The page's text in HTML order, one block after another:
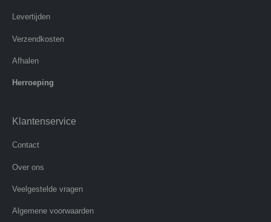
Levertijden
Verzendkosten
Afhalen
Herroeping
Klantenservice
Contact
Over ons
Veelgestelde vragen
Algemene voorwaarden